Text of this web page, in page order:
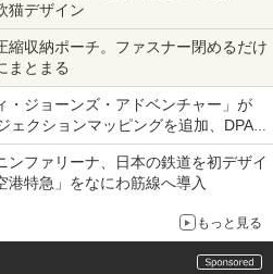
猫デザイン
縮収納ポーチ。ファスナー閉めるだけ
まとまる
・ジョーンズ・アドベンチャー」が
ェクションマッピングを追加、DPA
ンファリーナ、日本の鉄道を初デザイ
港特急」をなにわ筋線へ導入
もっと見る